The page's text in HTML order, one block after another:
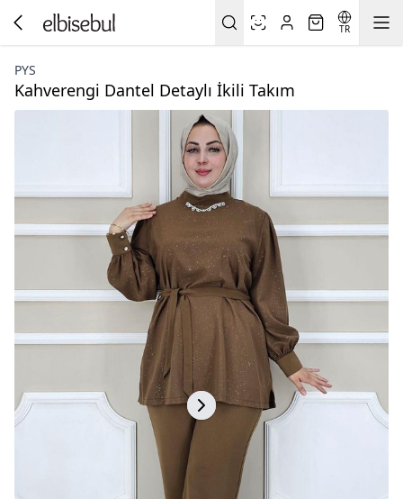
TR
PYS
Kahverengi Dantel Detaylı İkili Takım